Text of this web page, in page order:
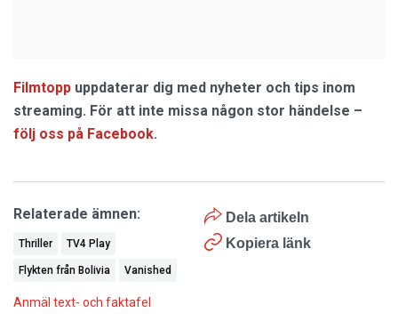
Filmtopp uppdaterar dig med nyheter och tips inom
streaming. För att inte missa någon stor händelse –
följ oss på Facebook.
Dela artikeln
Kopiera länk
Relaterade ämnen:
Thriller TV4 Play
Flykten från Bolivia Vanished
Anmäl text- och faktafel